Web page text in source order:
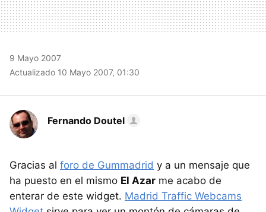
9 Mayo 2007
Actualizado 10 Mayo 2007, 01:30
Fernando Doutel
Gracias al foro de Gummadrid y a un mensaje que
ha puesto en el mismo El Azar me acabo de
enterar de este widget. Madrid Traffic Webcams